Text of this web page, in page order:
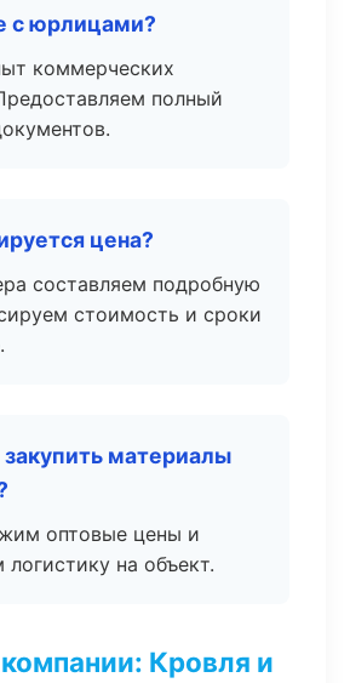
с юрлицами?
коммерческих
полный
цена?
составляем подробную
стоимость и сроки
материалы
оптовые цены и
логистику на объект.
Кровля и